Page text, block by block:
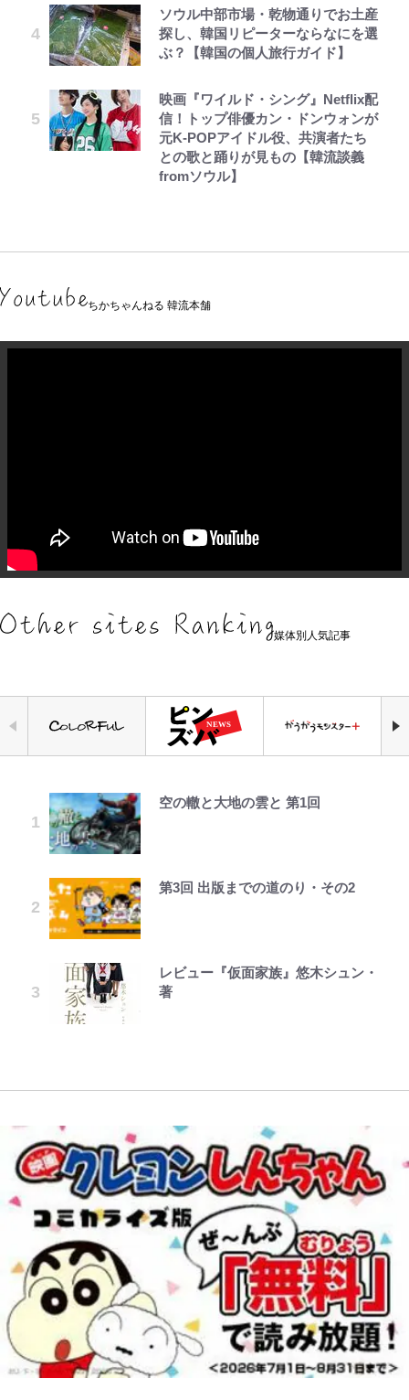
ソウル中部市場・乾物通りでお土産
探し、韓国リピーターならなにを選
ぶ？【韓国の個人旅行ガイド】
映画『ワイルド・シング』Netflix配
信！トップ俳優カン・ドンウォンが
元K-POPアイドル役、共演者たち
との歌と踊りが見もの【韓流談義
fromソウル】
ちかちゃんねる 韓流本舗
媒体別人気記事
空の轍と大地の雲と 第1回
第3回 出版までの道のり・その2
レビュー『仮面家族』悠木シュン・
著
「危ない」「やめて」第1子妊娠中
【川口春奈と結婚】板倉滉は「めっ
公式-ヒロインが来る前に妊娠しま
公式-転生したら平民でした。~生活
公式-雑用付与術師が自分の最強に
気付くまで 第56話(1)
『ONE PIECE』今後の展開に絡ん
南や和也だけじゃない！『タッチ』
｢お土産最高すぎ笑｣｢どうやって入
ュテル可愛すぎ｣
ら大歓迎されてる｣｢元気な姿見れ
て…｣
元衆院議員・山尾志桜里が語る誹謗
誹謗中傷も「『そうせざるを得ない
浅草は日本の心だゾ
ボンジュールでポンジュースだゾ
とうちゃんが出世するゾ
やってはいけない！「キャンプツー
「実体験レポ」
おもしろさを知る